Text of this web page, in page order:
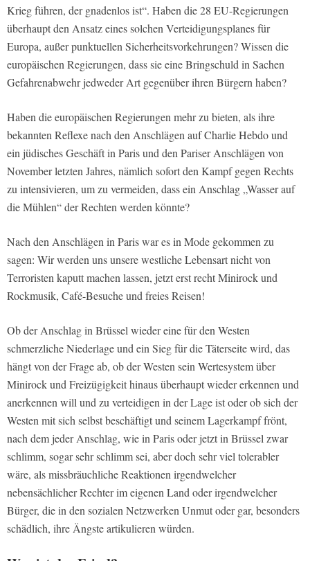
Krieg führen, der gnadenlos ist“. Haben die 28 EU-Regierungen
überhaupt den Ansatz eines solchen Verteidigungsplanes für
Europa, außer punktuellen Sicherheitsvorkehrungen? Wissen die
europäischen Regierungen, dass sie eine Bringschuld in Sachen
Gefahrenabwehr jedweder Art gegenüber ihren Bürgern haben?
Haben die europäischen Regierungen mehr zu bieten, als ihre
bekannten Reflexe nach den Anschlägen auf Charlie Hebdo und
ein jüdisches Geschäft in Paris und den Pariser Anschlägen von
November letzten Jahres, nämlich sofort den Kampf gegen Rechts
zu intensivieren, um zu vermeiden, dass ein Anschlag „Wasser auf
die Mühlen“ der Rechten werden könnte?
Nach den Anschlägen in Paris war es in Mode gekommen zu
sagen: Wir werden uns unsere westliche Lebensart nicht von
Terroristen kaputt machen lassen, jetzt erst recht Minirock und
Rockmusik, Café-Besuche und freies Reisen!
Ob der Anschlag in Brüssel wieder eine für den Westen
schmerzliche Niederlage und ein Sieg für die Täterseite wird, das
hängt von der Frage ab, ob der Westen sein Wertesystem über
Minirock und Freizügigkeit hinaus überhaupt wieder erkennen und
anerkennen will und zu verteidigen in der Lage ist oder ob sich der
Westen mit sich selbst beschäftigt und seinem Lagerkampf frönt,
nach dem jeder Anschlag, wie in Paris oder jetzt in Brüssel zwar
schlimm, sogar sehr schlimm sei, aber doch sehr viel tolerabler
wäre, als missbräuchliche Reaktionen irgendwelcher
nebensächlicher Rechter im eigenen Land oder irgendwelcher
Bürger, die in den sozialen Netzwerken Unmut oder gar, besonders
schädlich, ihre Ängste artikulieren würden.